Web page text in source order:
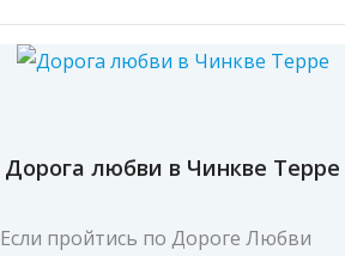
Дорога любви в Чинкве Терре
Если пройтись по Дороге Любви